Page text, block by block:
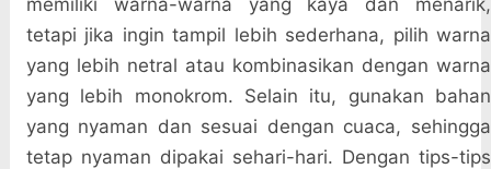
memiliki warna-warna yang kaya dan menarik,
tetapi jika ingin tampil lebih sederhana, pilih warna
yang lebih netral atau kombinasikan dengan warna
yang lebih monokrom. Selain itu, gunakan bahan
yang nyaman dan sesuai dengan cuaca, sehingga
tetap nyaman dipakai sehari-hari. Dengan tips-tips